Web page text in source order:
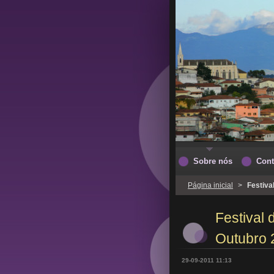
Página inicial >
Festival
Outubro
29-09-2011 11:13
Sobre nós